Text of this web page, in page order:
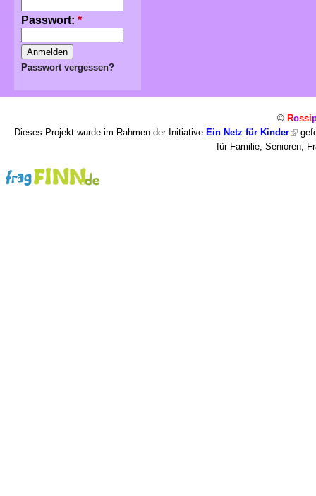
Passwort: *
Passwort vergessen?
© Rossi
Dieses Projekt wurde im Rahmen der Initiative Ein Netz für Kinder
für Familie, Senioren,